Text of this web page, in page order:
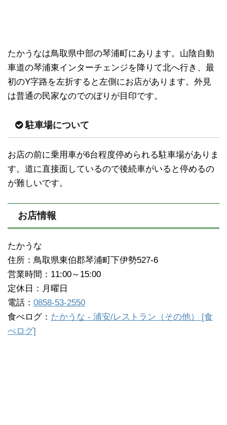
たかうなは鳥取県中部の琴浦町にあります。山陰自動
車道の琴浦東インターチェンジを降りて北へ行き、最
初のY字路を左折すると左側にお店があります。外見
は普通の民家なのでのぼりが目印です。
駐車場について
お店の前に乗用車が6台程度停められる駐車場がありま
す。道に直接面しているので後続車がいると停めるの
が難しいです。
お店情報
たかうな
住所：鳥取県東伯郡琴浦町下伊勢527-6
営業時間：11:00～15:00
定休日：月曜日
電話： 0858-53-2550
食べログ： たかうな - 浦安/レストラン（その他） [食
べログ]